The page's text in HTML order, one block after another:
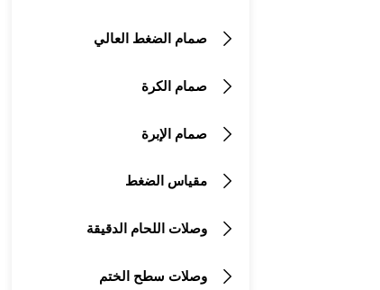
 صمام الضغط العالي
 صمام الكرة
 صمام الإبرة
 مقياس الضغط
 وصلات اللحام الدقيقة
 وصلات سطح الختم